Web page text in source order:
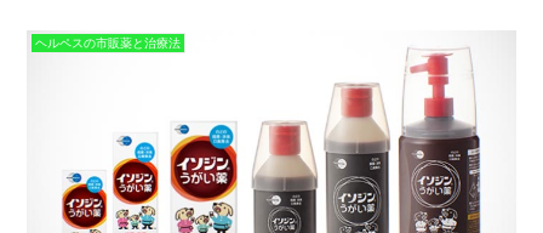
します。
ヘルペスの市販薬と治療法